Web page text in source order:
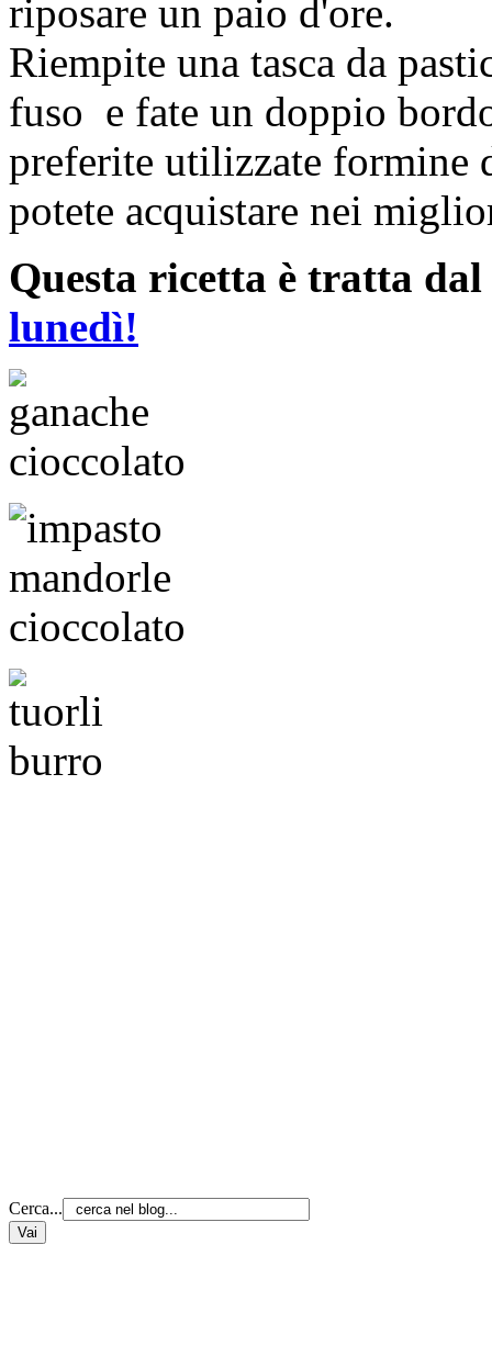
riposare un paio d'ore.
Riempite una tasca da
fuso e fate un doppio
preferite utilizzate formine
potete acquistare nei
Questa ricetta è tratta
lunedì!
Cerca...